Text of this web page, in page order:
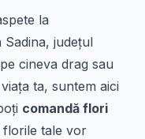
la
județul
cineva drag sau
ta, suntem aici
comandă flori
florile tale vor